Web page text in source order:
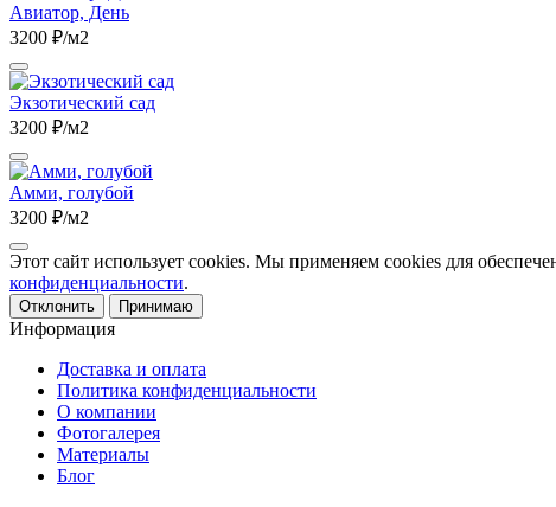
Авиатор, День
3200 ₽/м2
Экзотический сад
3200 ₽/м2
Амми, голубой
3200 ₽/м2
Этот сайт использует cookies. Мы применяем cookies для
конфиденциальности.
Отклонить Принимаю
Информация
Доставка и оплата
Политика конфиденциальности
О компании
Фотогалерея
Материалы
Блог